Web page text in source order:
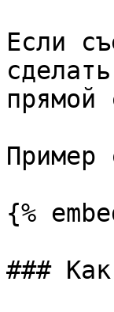
Если
прямой
Пример
{%
###